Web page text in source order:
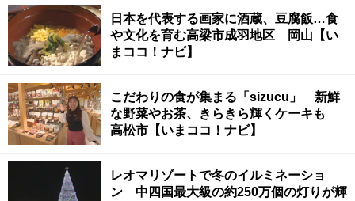
日本を代表する画家に酒蔵、豆腐飯…食
や文化を育む高梁市成羽地区 岡山【い
まココ！ナビ】
こだわりの食が集まる「sizucu」 新鮮
な野菜やお茶、きらきら輝くケーキも
高松市【いまココ！ナビ】
レオマリゾートで冬のイルミネーショ
ン 中四国最大級の約250万個の灯りが輝